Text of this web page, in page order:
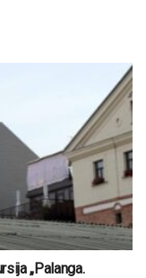
„Palanga.